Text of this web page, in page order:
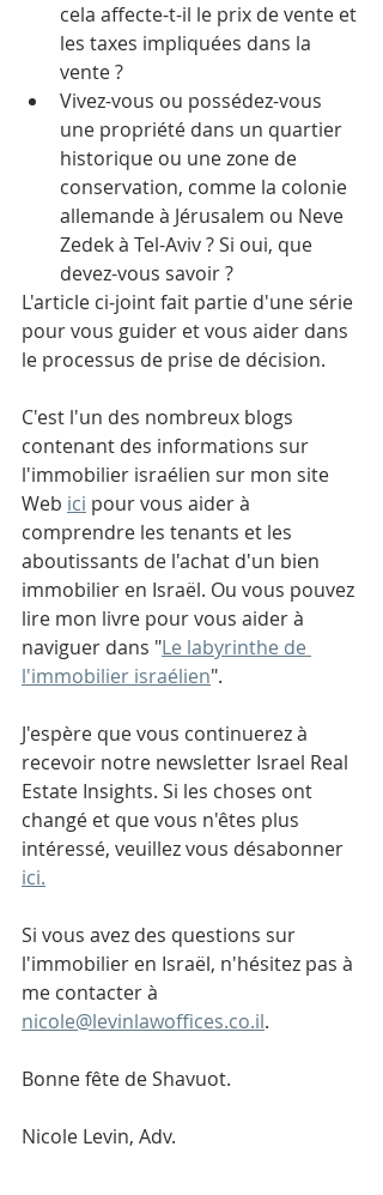
cela affecte-t-il le prix de vente et
les taxes impliquées dans la
vente ?
Vivez-vous ou possédez-vous
une propriété dans un quartier
historique ou une zone de
conservation, comme la colonie
allemande à Jérusalem ou Neve
Zedek à Tel-Aviv ? Si oui, que
devez-vous savoir ?
L'article ci-joint fait partie d'une série
pour vous guider et vous aider dans
le processus de prise de décision.
C'est l'un des nombreux blogs
contenant des informations sur
l'immobilier israélien sur mon site
Web ici pour vous aider à
comprendre les tenants et les
aboutissants de l'achat d'un bien
immobilier en Israël. Ou vous pouvez
lire mon livre pour vous aider à
naviguer dans "Le labyrinthe de
l'immobilier israélien".
J'espère que vous continuerez à
recevoir notre newsletter Israel Real
Estate Insights. Si les choses ont
changé et que vous n'êtes plus
intéressé, veuillez vous désabonner
ici.
Si vous avez des questions sur
l'immobilier en Israël, n'hésitez pas à
me contacter à
nicole@levinlawoffices.co.il.
Bonne fête de Shavuot.
Nicole Levin, Adv.